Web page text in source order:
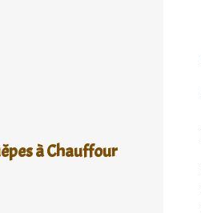
à Chauffour